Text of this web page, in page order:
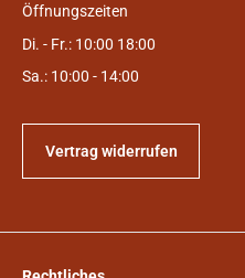
Öffnungszeiten
Di. - Fr.: 10:00 18:00
Sa.: 10:00 - 14:00
Vertrag widerrufen